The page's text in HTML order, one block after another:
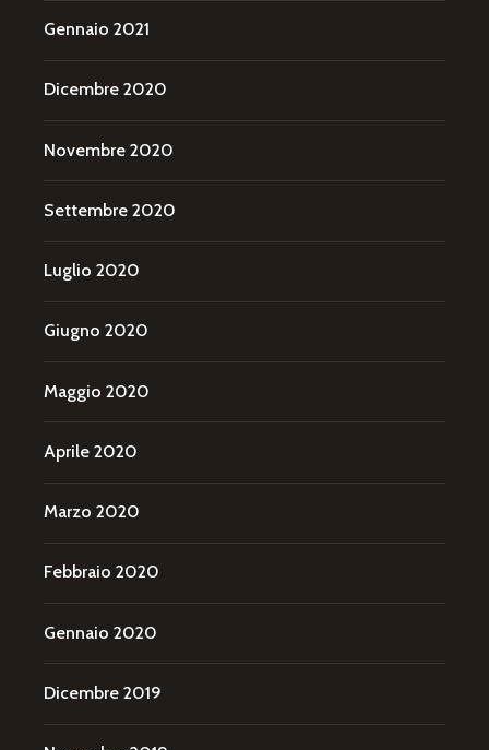
Gennaio 2021
Dicembre 2020
Novembre 2020
Settembre 2020
Luglio 2020
Giugno 2020
Maggio 2020
Aprile 2020
Marzo 2020
Febbraio 2020
Gennaio 2020
Dicembre 2019